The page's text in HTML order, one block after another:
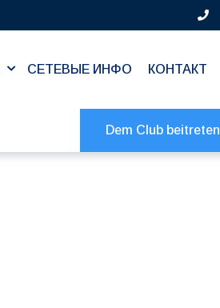
СЕТЕВЫЕ ИНФО КОНТАКТ
Dem Club beitreten